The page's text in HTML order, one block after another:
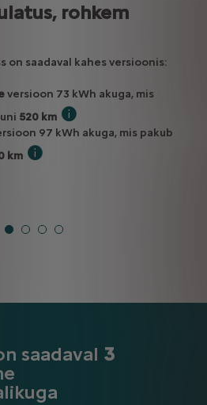
rohkem
on saadaval kahes versioonis:
versioon 73 kWh akuga, mis
520 km
WLTP kombineeritud
97 kWh akuga, mis pakub
km
saadaval 3